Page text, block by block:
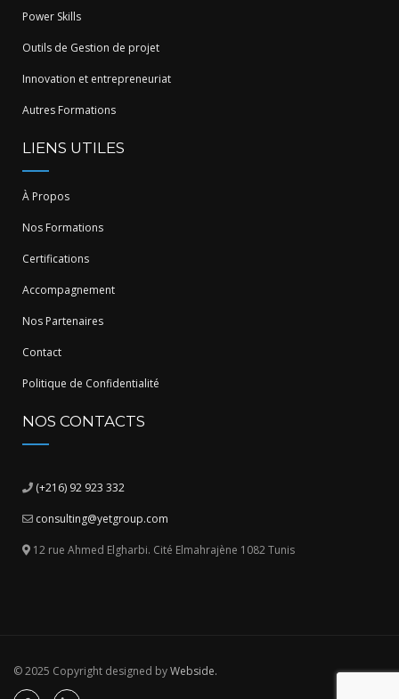
Power Skills
Outils de Gestion de projet
Innovation et entrepreneuriat
Autres Formations
LIENS UTILES
À Propos
Nos Formations
Certifications
Accompagnement
Nos Partenaires
Contact
Politique de Confidentialité
NOS CONTACTS
(+216) 92 923 332
consulting@yetgroup.com
12 rue Ahmed Elgharbi. Cité Elmahrajène 1082 Tunis
© 2025 Copyright designed byWebside.